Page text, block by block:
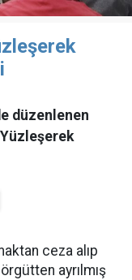
düzenlenen
ceza alıp
ayrılmış